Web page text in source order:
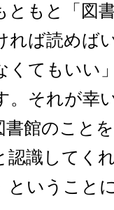
ともと「図
れば読めば
くてもいい
。それが幸
館のこと
認識してく
ということ